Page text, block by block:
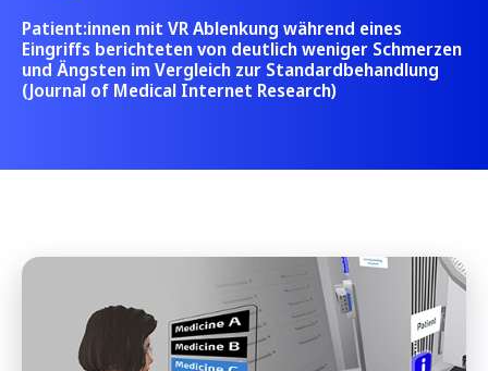
Patient:innen mit VR Ablenkung während eines
Eingriffs berichteten von deutlich weniger Schmerzen
und Ängsten im Vergleich zur Standardbehandlung
(Journal of Medical Internet Research)